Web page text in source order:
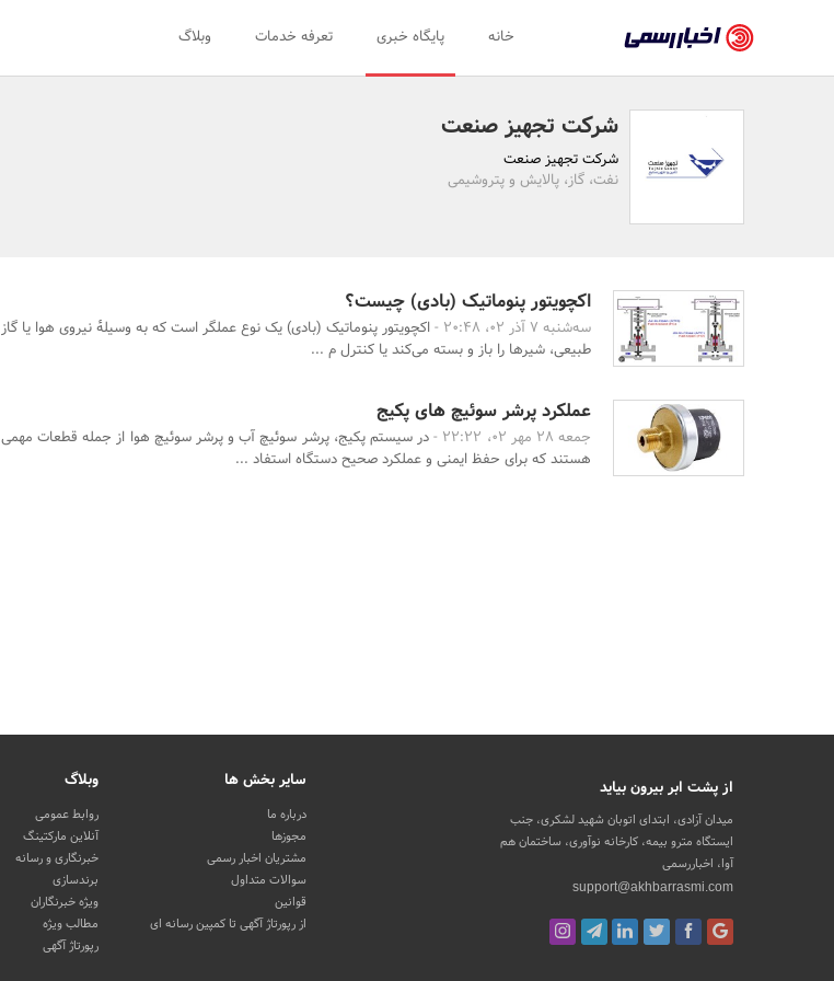
رسمی
اخبار
تایید
سازمان‌ها
و
روابط
عمومی‌ها
خانه پایگاه خبری تعرفه خدمات وبلاگ
شرکت تجهیز صنعت
شرکت تجهیز صنعت
نفت، گاز، پالایش و پتروشیمی
اکچویتور پنوماتیک (بادی) چیست؟
سه‌شنبه 7 آذر 02، 20:48 -
اکچویتور پنوماتیک (بادی) یک نوع عملگر است که به وسیلهٔ نیروی هوا یا گاز
طبیعی، شیرها را باز و بسته می‌کند یا کنترل م ...
عملکرد پرشر سوئیچ های پکیج
جمعه 28 مهر 02، 22:22 -
در سیستم پکیج، پرشر سوئیچ آب و پرشر سوئیچ هوا از جمله قطعات مهمی
هستند که برای حفظ ایمنی و عملکرد صحیح دستگاه استفاد ...
از پشت ابر بیرون بیاید
میدان آزادی، ابتدای اتوبان شهید لشکری، جنب
ایستگاه مترو بیمه، کارخانه نوآوری، ساختمان هم
آوا، اخباررسمی
support@akhbarrasmi.com
سایر بخش ها
درباره ما
مجوزها
مشتریان اخبار رسمی
سوالات متداول
قوانین
از رپورتاژ آگهی تا کمپین رسانه ای
وبلاگ
روابط عمومی
آنلاین مارکتینگ
خبرنگاری و رسانه
برندسازی
ویژه خبرنگاران
مطالب ویژه
رپورتاژ آگهی